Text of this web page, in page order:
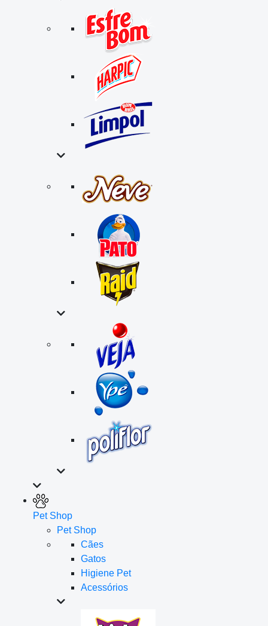
Pet Shop
Pet Shop
Cães
Gatos
Higiene Pet
Acessórios